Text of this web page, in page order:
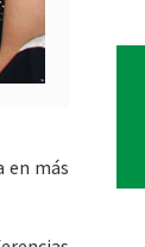
en más